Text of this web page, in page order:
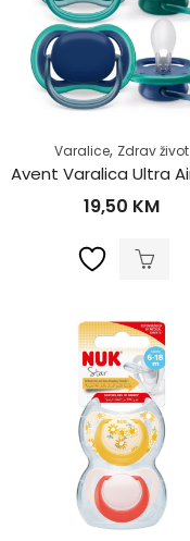
Varalice, Zdrav život
19,50 KM